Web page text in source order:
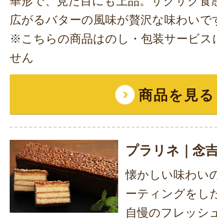
広がるバターの風味が贅沢な味わいで
※こちらの商品はのし・包装サービス
せん
商品を見る
プラリネ｜念
懐かしい味わい
ーティングをし
自慢のフレッシ